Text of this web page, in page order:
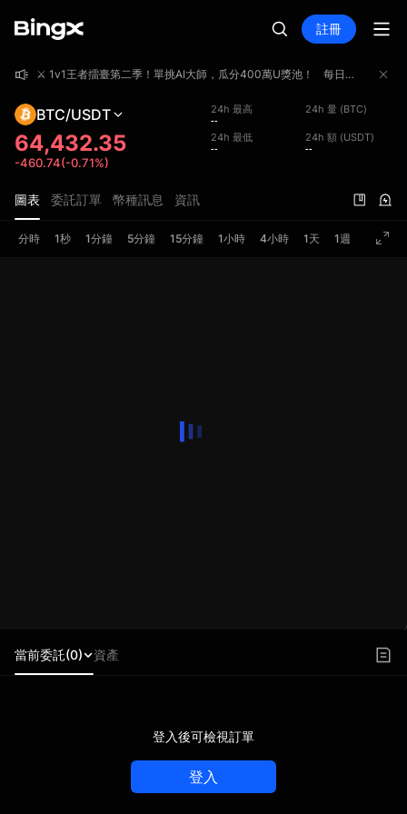
註冊
⚔️ 1v1王者擂臺第二季！單挑AI大師，瓜分400萬U獎池！
每日免費5場AI對戰，用真實收益率與AI一決高下。贏了拿積分沖日榜、單日Top1獎勵高達10,000U；你的每筆合約交易同步計入交易額賽，單期Top1獨享100,000U——一次參與，雙重獎勵！立即報名，挑戰AI大師，瓜分400萬U獎池！🌟 活動亮點總獎池逾400萬U — 三大板塊獎勵獨立發放，可同時領取AI PK賽日榜 Top1 單日贏10,000U — 每日全新起跑線，日日皆可沖榜合約交易額賽 單期Top1獨享100,000U — 兩期合計110萬U獎池，大戶必爭報名即得$15倉位券 — 無門檻報名，報名即領邀好友戰AI，最高得$200倉位券 — 邀新人最高$200，邀老友雙方各得$15📖 活動總覽板塊對外獎池時間（UTC+8）亮點1v1 AI王者擂臺2,376,000U8/6 10:00 – 8/26 23:59每日Top1贏10,000U；每日重置全新起跑線合約交易額賽1,107,000U第一期：8/13 10:00 – 8/19 18:00；第二期：8/20 10:00 – 8/26 18:00單期Top1獨享100,000U；AI對戰交易額同步計入AI挑戰函1,000
BTC/USDT
64,432.35
-460.74(-0.71%)
24h 最高
--
24h 量 (BTC)
24h 最低
--
24h 額 (USDT)
--
圖表 委託訂單 幣種訊息 資訊
分時 1秒 1分鐘 5分鐘 15分鐘 1小時 4小時 1天 1週
當前委託(0) 資產
登入後可檢視訂單
登入